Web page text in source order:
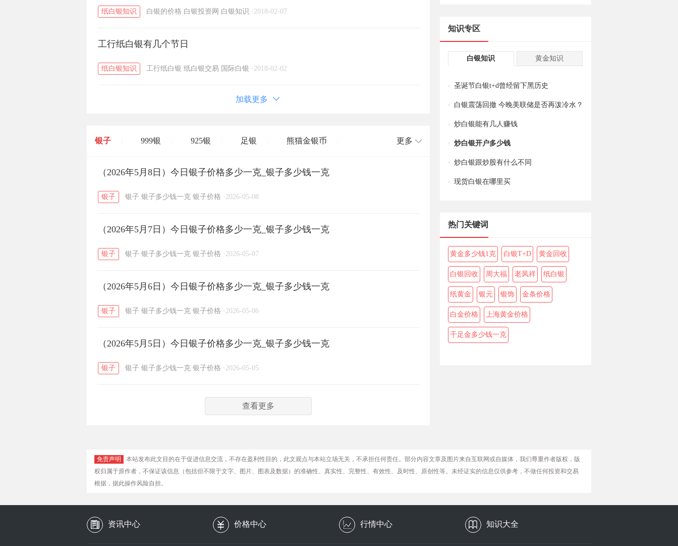
纸白银知识 白银的价格 白银投资网 白银知识 · 2018-02-07
工行纸白银有几个节日
纸白银知识 工行纸白银 纸白银交易 国际白银 · 2018-02-02
加载更多
银子 999银 925银 足银 熊猫金银币
开国纪念币 大清银币 / 长城币 / 老凤祥
菜百 周生生 周大生
六福 / 金至尊 / 潮宏基 / 亚一金店 黄金
更多
（2026年5月8日）今日银子价格多少一克_银子多少钱一克
银子 银子 银子多少钱一克 银子价格 · 2026-05-08
（2026年5月7日）今日银子价格多少一克_银子多少钱一克
银子 银子 银子多少钱一克 银子价格 · 2026-05-07
（2026年5月6日）今日银子价格多少一克_银子多少钱一克
银子 银子 银子多少钱一克 银子价格 · 2026-05-06
（2026年5月5日）今日银子价格多少一克_银子多少钱一克
银子 银子 银子多少钱一克 银子价格 · 2026-05-05
查看更多
知识专区
白银知识 黄金知识
圣诞节白银t+d曾经留下黑历史
白银震荡回撤 今晚美联储是否再泼冷水？
炒白银能有几人赚钱
炒白银开户多少钱
炒白银跟炒股有什么不同
现货白银在哪里买
热门关键词
黄金多少钱1克 白银T+D 黄金回收
白银回收 周大福 老凤祥 纸白银
纸黄金 银元 银饰 金条价格
白金价格 上海黄金价格
千足金多少钱一克
免责声明
本站发布此文目的在于促进信息交流，不存在盈利性目的，此文观点与本站立场无关，不承担任何责任。部分内容文章及图片来自互联网或自媒体，我们尊重作者版权，版
权归属于原作者，不保证该信息（包括但不限于文字、图片、图表及数据）的准确性、真实性、完整性、有效性、及时性、原创性等。未经证实的信息仅供参考，不做任何投资和交易
根据，据此操作风险自担。
资讯中心 价格中心 行情中心 知识大全